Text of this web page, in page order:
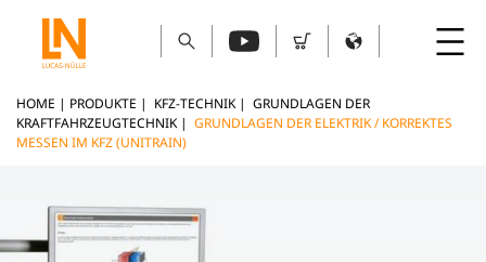
HOME | PRODUKTE | KFZ-TECHNIK | GRUNDLAGEN DER
KRAFTFAHRZEUGTECHNIK | GRUNDLAGEN DER ELEKTRIK / KORREKTES
MESSEN IM KFZ (UNITRAIN)